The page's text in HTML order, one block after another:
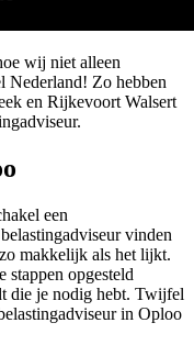
wij niet alleen
Nederland! Zo hebben
en Rijkevoort Walsert
een
vinden
makkelijk als het lijkt.
stappen opgesteld
die je nodig hebt. Twijfel
in Oploo